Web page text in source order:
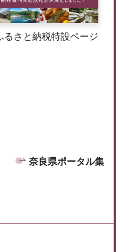
るさと納税特設ページ
奈良県ポータル集